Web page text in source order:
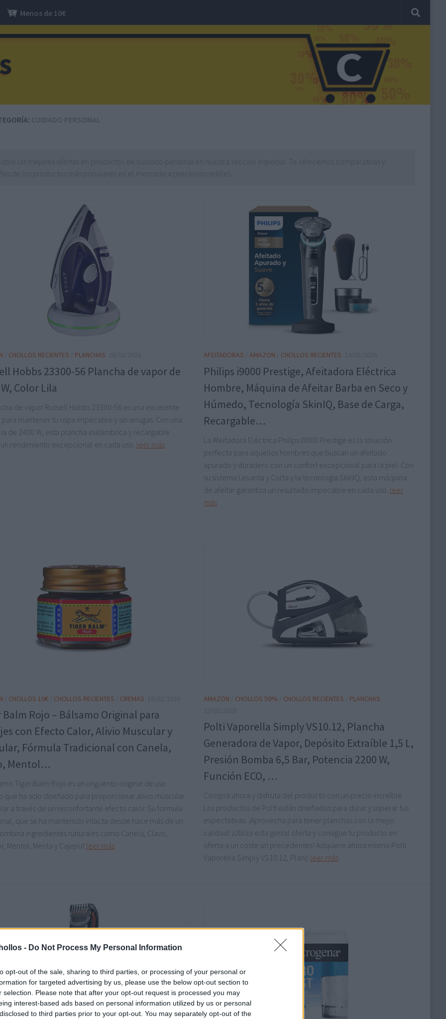
- Do Not Process My Personal Information
opt-out of the sale, sharing to third parties, or processing of your personal or
for targeted advertising by us, please use the below opt-out section to
selection. Please note that after your opt-out request is processed you may
interest-based ads based on personal information utilized by us or personal
to third parties prior to your opt-out. You may separately opt-out of the
Menos de 10€
las mejores ofertas en productos de cuidado personal en nuestra sección especial. Te ofrecemos comparativas y
de los productos más populares en el mercado a precios increíbles.
CHOLLOS RECIENTES PLANCHAS
Hobbs 23300-56 Plancha de vapor de
Color Lila
de vapor Russell Hobbs 23300-56 es una excelente
mantener tu ropa impecable y sin arrugas. Con una
de 2400 W, esta plancha inalámbrica y recargable
rendimiento excepcional en cada uso. leer más
AFEITADORAS AMAZON CHOLLOS RECIENTES
Philips i9000 Prestige, Afeitadora Eléctrica
Hombre, Máquina de Afeitar Barba en Seco y
Húmedo, Tecnología SkinIQ, Base de Carga,
Recargable…
La Afeitadora Eléctrica Philips i9000 Prestige es la solución
perfecta para aquellos hombres que buscan un afeitado
apurado y duradero con un confort excepcional para la piel. Con
su sistema Levanta y Corta y la tecnología SkinIQ, esta máquina
de afeitar garantiza un resultado impecable en cada uso. leer
más
CHOLLOS 10€ CHOLLOS RECIENTES CREMAS
Balm Rojo – Bálsamo Original para
con Efecto Calor, Alivio Muscular y
Fórmula Tradicional con Canela,
Mentol…
Tiger Balm Rojo es un ungüento original de uso
que ha sido diseñado para proporcionar alivio muscular
a través de un reconfortante efecto calor. Su fórmula
que se ha mantenido intacta desde hace más de un
ingredientes naturales como Canela, Clavo,
Mentol, Menta y Cajeput leer más
AMAZON CHOLLOS 50% CHOLLOS RECIENTES
PLANCHAS
Polti Vaporella Simply VS10.12, Plancha
Generadora de Vapor, Depósito Extraíble 1,5 L,
Presión Bomba 6,5 Bar, Potencia 2200 W,
Función ECO, …
Compra ahora y disfruta del producto con un precio increíble.
Los productos de Polti están diseñados para durar y superar tus
expectativas. ¡Aprovecha para tener planchas con la mejor
calidad! ¡Utiliza esta genial oferta y consigue tu producto en
oferta a un coste sin precedentes! Adquiere ahora mismo Polti
Vaporella Simply VS10.12, Planc leer más